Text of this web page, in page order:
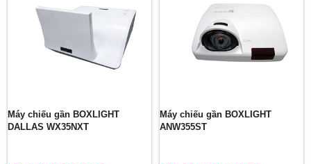
Máy chiếu gần BOXLIGHT
DALLAS WX35NXT
Máy chiếu gần BOXLIGHT
ANW355ST